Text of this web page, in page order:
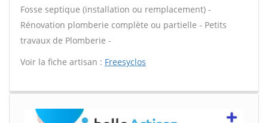
Fosse septique (installation ou remplacement) -
Rénovation plomberie complète ou partielle - Petits
travaux de Plomberie -
Voir la fiche artisan : Freesyclos